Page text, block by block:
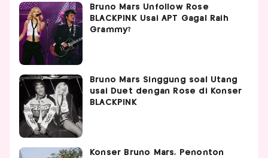
Bruno Mars Unfollow Rose
BLACKPINK Usai APT Gagal Raih
Grammy?
Bruno Mars Singgung soal Utang
usai Duet dengan Rose di Konser
BLACKPINK
Konser Bruno Mars, Penonton